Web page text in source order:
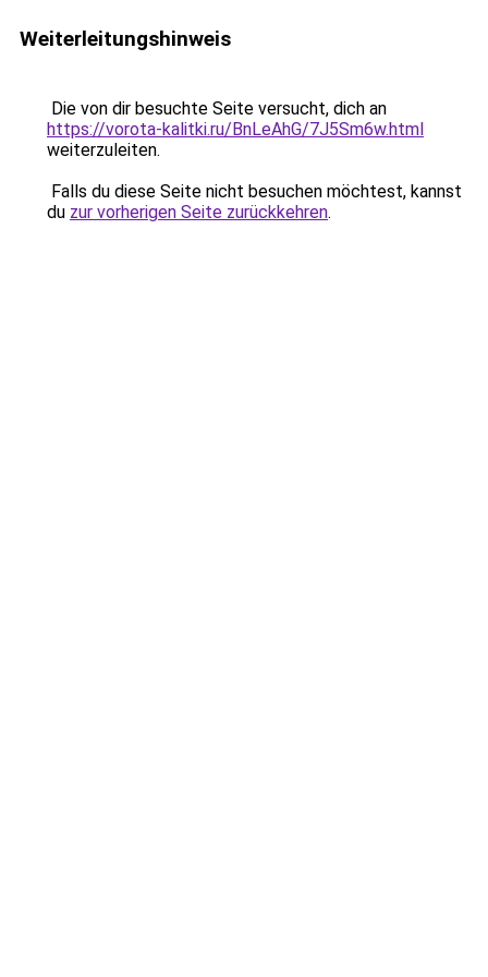
Weiterleitungshinweis
Die von dir besuchte Seite versucht, dich an
https://vorota-kalitki.ru/BnLeAhG/7J5Sm6w.html
weiterzuleiten.
Falls du diese Seite nicht besuchen möchtest, kannst
du zur vorherigen Seite zurückkehren.